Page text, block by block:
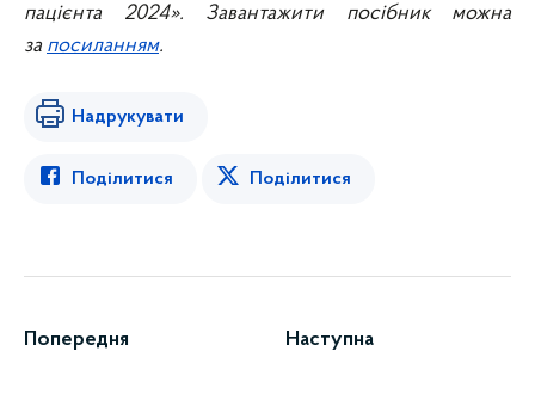
пацієнта 2024». Завантажити посібник можна
за посиланням.
Надрукувати
Поділитися Поділитися
Попередня Наступна